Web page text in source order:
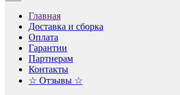
Главная
Доставка и сборка
Оплата
Гарантии
Партнерам
Контакты
☆ Отзывы ☆